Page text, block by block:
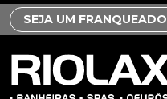
SEJA UM FRANQUEADO